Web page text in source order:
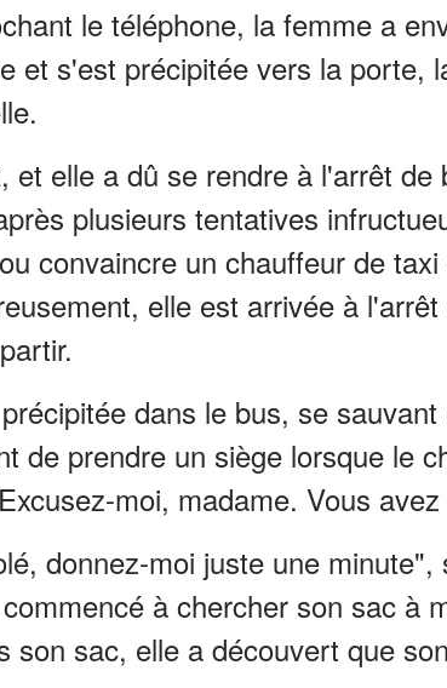
le téléphone, la femme a
et s'est précipitée vers la porte,
et elle a dû se rendre à l'arrêt
plusieurs tentatives
convaincre un chauffeur de
elle est arrivée à
dans le bus, se
de prendre un siège lorsque le
moi, madame. Vous
donnez-moi juste une
à chercher son sac à
son sac, elle a découvert que